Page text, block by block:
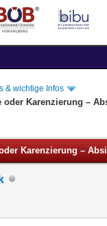
& wichtige Infos
Karenzierung –
Karenzierung –